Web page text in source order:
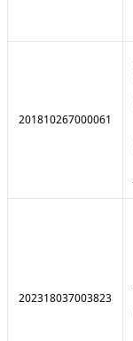
201810267000061
202318037003823